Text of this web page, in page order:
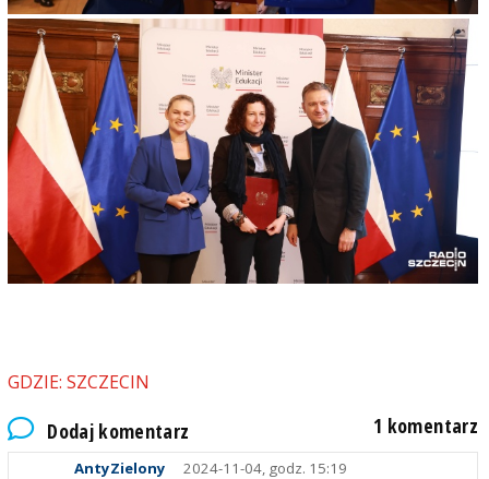
GDZIE: SZCZECIN
Dodaj komentarz 1 komentarz
AntyZielony 2024-11-04, godz. 15:19